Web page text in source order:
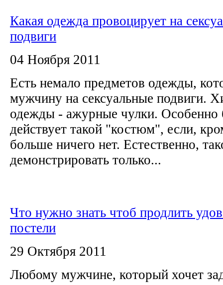
Какая одежда провоцирует на
подвиги
04 Ноября 2011
Есть немало предметов одежды,
мужчину на сексуальные подвиги.
одежды - ажурные чулки. Особенно
действует такой "костюм", если,
больше ничего нет. Естественно,
демонстрировать только...
Что нужно знать чтоб продлить
постели
29 Октября 2011
Любому мужчине, который хочет